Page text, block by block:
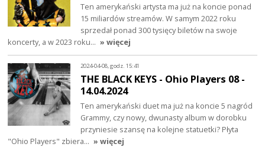
Ten amerykański artysta ma już na koncie ponad
15 miliardów streamów. W samym 2022 roku
sprzedał ponad 300 tysięcy biletów na swoje
koncerty, a w 2023 roku… » więcej
2024-04-08, godz. 15:41
THE BLACK KEYS - Ohio Players 08 -
14.04.2024
Ten amerykański duet ma już na koncie 5 nagród
Grammy, czy nowy, dwunasty album w dorobku
przyniesie szansę na kolejne statuetki? Płyta
"Ohio Players" zbiera… » więcej